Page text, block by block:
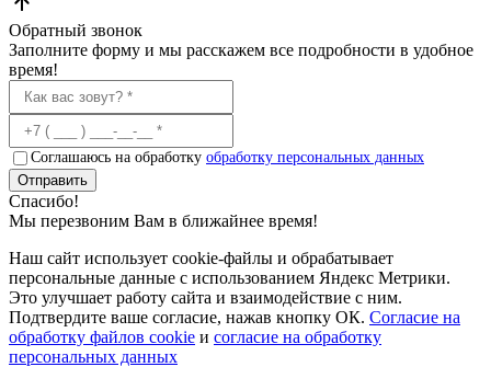
Обратный звонок
Заполните форму и мы расскажем все подробности в удобное
время!
Соглашаюсь на обработку обработку персональных данных
Отправить
Спасибо!
Мы перезвоним Вам в ближайнее время!
Наш сайт использует cookie-файлы и обрабатывает
персональные данные с использованием Яндекс Метрики.
Это улучшает работу сайта и взаимодействие с ним.
Подтвердите ваше согласие, нажав кнопку ОК. Согласие на
обработку файлов cookie и согласие на обработку
персональных данных